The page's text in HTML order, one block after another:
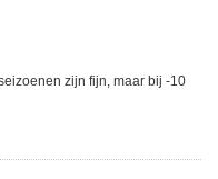
zijn fijn, maar bij -10